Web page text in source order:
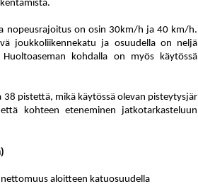
nopeusrajoitus on osin 30km/h ja 40 km/h.
joukkoliikennekatu ja osuudella on neljä
kohdalla on myös käytössä
38 pistettä, mikä käytössä olevan pisteytysjär
kohteen eteneminen jatkotarkasteluun
aloitteen katuosuudella